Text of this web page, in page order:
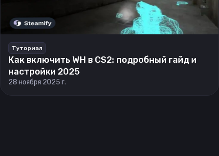
Туториал
Как включить WH в CS2: подробный гайд и
настройки 2025
28 ноября 2025 г.